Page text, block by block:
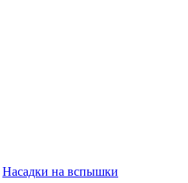
Насадки на вспышки